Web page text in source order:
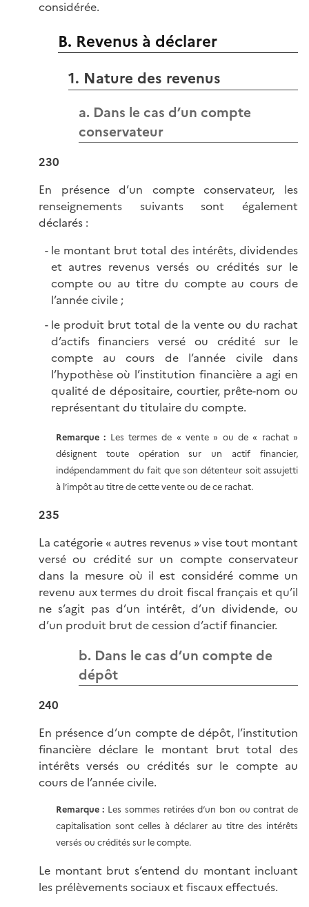
considérée.
B. Revenus à déclarer
1. Nature des revenus
a. Dans le cas d’un compte
conservateur
230
En présence d’un compte conservateur, les
renseignements suivants sont également
déclarés :
le montant brut total des intérêts, dividendes
et autres revenus versés ou crédités sur le
compte ou au titre du compte au cours de
l’année civile ;
le produit brut total de la vente ou du rachat
d’actifs financiers versé ou crédité sur le
compte au cours de l’année civile dans
l’hypothèse où l’institution financière a agi en
qualité de dépositaire, courtier, prête-nom ou
représentant du titulaire du compte.
Remarque : Les termes de « vente » ou de « rachat »
désignent toute opération sur un actif financier,
indépendamment du fait que son détenteur soit assujetti
à l’impôt au titre de cette vente ou de ce rachat.
235
La catégorie « autres revenus » vise tout montant
versé ou crédité sur un compte conservateur
dans la mesure où il est considéré comme un
revenu aux termes du droit fiscal français et qu’il
ne s’agit pas d’un intérêt, d’un dividende, ou
d’un produit brut de cession d’actif financier.
b. Dans le cas d’un compte de
dépôt
240
En présence d’un compte de dépôt, l’institution
financière déclare le montant brut total des
intérêts versés ou crédités sur le compte au
cours de l’année civile.
Remarque : Les sommes retirées d’un bon ou contrat de
capitalisation sont celles à déclarer au titre des intérêts
versés ou crédités sur le compte.
Le montant brut s’entend du montant incluant
les prélèvements sociaux et fiscaux effectués.